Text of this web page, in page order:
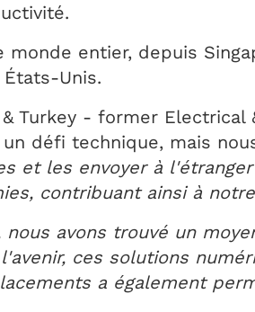
entier, depuis
Unis.
Turkey - former
défi technique, mais
et les envoyer à
contribuant ainsi à
avons trouvé un
ces solutions
a également